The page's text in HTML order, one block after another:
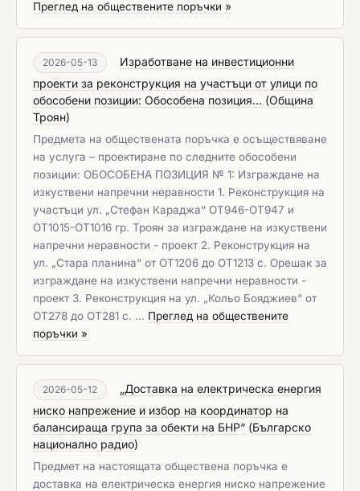
Преглед на обществените поръчки »
2026-05-13
Изработване на инвестиционни
проекти за реконструкция на участъци от улици по
обособени позиции: Обособена позиция... (Община
Троян)
Предмета на обществената поръчка е осъществяване
на услуга – проектиране по следните обособени
позиции: ОБОСОБЕНА ПОЗИЦИЯ № 1: Изграждане на
изкуствени напречни неравности 1. Реконструкция на
участъци ул. „Стефан Караджа“ ОТ946-ОТ947 и
ОТ1015-ОТ1016 гр. Троян за изграждане на изкуствени
напречни неравности - проект 2. Реконструкция на
ул. „Стара планина“ от ОТ1206 до ОТ1213 с. Орешак за
изграждане на изкуствени напречни неравности -
проект 3. Реконструкция на ул. „Кольо Бояджиев“ от
ОТ278 до ОТ281 с. … Преглед на обществените
поръчки »
2026-05-12
„Доставка на електрическа енергия
ниско напрежение и избор на координатор на
балансираща група за обекти на БНР“ (Българско
национално радио)
Предмет на настоящата обществена поръчка е
доставка на електрическа енергия ниско напрежение